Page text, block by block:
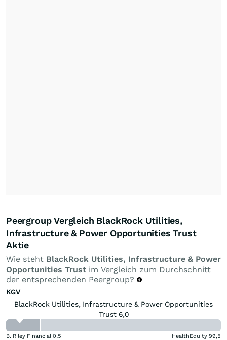
Peergroup Vergleich BlackRock Utilities,
Infrastructure & Power Opportunities Trust
Aktie
Wie steht BlackRock Utilities, Infrastructure & Power
Opportunities Trust im Vergleich zum Durchschnitt
der entsprechenden Peergroup?
KGV
BlackRock Utilities, Infrastructure & Power Opportunities
Trust 6,0
B. Riley Financial 0,5 HealthEquity 99,5